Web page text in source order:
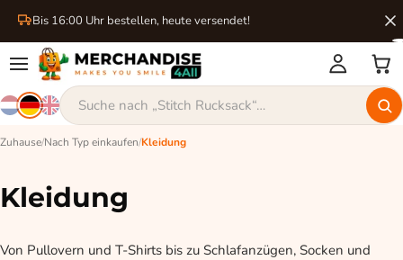
Bis 16:00 Uhr bestellen, heute versendet!
Zuhause/Nach Typ einkaufen/Kleidung
Kleidung
Von Pullovern und T-Shirts bis zu Schlafanzügen, Socken und